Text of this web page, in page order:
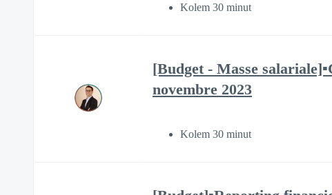
Kolem 30 minut
[Budget - Masse
novembre 2023
Kolem 30 minut